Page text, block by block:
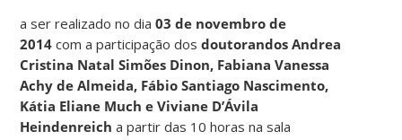
a ser realizado no dia03 de novembro de
2014 com a participação dosdoutorandos Andrea
Cristina Natal Simões Dinon, Fabiana Vanessa
Achy de Almeida, Fábio Santiago Nascimento,
Kátia Eliane Much e Viviane D’Ávila
Heindenreich a partir das 10 horas na sala